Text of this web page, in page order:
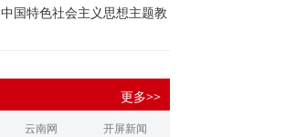
中国特色社会主义思想主题教
更多>>
云南网 开屏新闻